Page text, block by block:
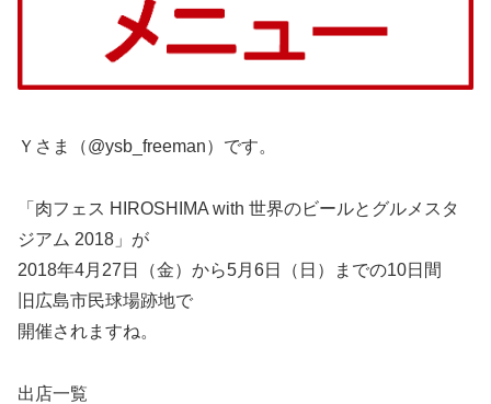
Ｙさま（@ysb_freeman）です。
「肉フェス HIROSHIMA with 世界のビールとグルメスタ
ジアム 2018」が
2018年4月27日（金）から5月6日（日）までの10日間
旧広島市民球場跡地で
開催されますね。
出店一覧